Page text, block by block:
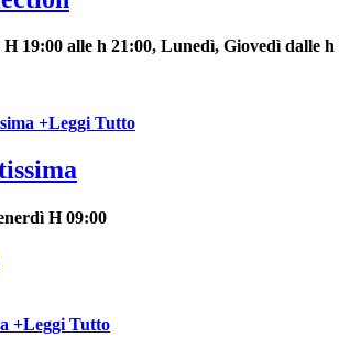
19:00 alle h 21:00, Lunedì, Giovedì dalle
+Leggi Tutto
H 09:00
+Leggi Tutto